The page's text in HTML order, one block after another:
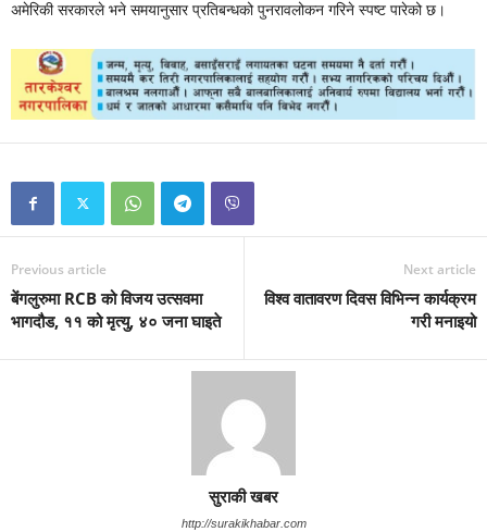
अमेरिकी सरकारले भने समयानुसार प्रतिबन्धको पुनरावलोकन गरिने स्पष्ट पारेको छ।
Previous article
बेंगलुरुमा RCB को विजय उत्सवमा
भागदौड, ११ को मृत्यु, ४० जना घाइते
Next article
विश्व वातावरण दिवस विभिन्न कार्यक्रम
गरी मनाइयो
सुराकी खबर
http://surakikhabar.com